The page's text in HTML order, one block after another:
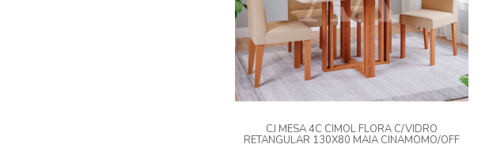
CJ MESA 4C CIMOL FLORA C/VIDRO
RETANGULAR 130X80 MAIA CINAMOMO/OFF